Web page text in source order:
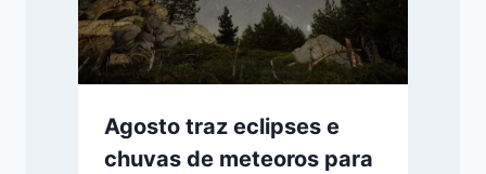
Agosto traz eclipses e
chuvas de meteoros para